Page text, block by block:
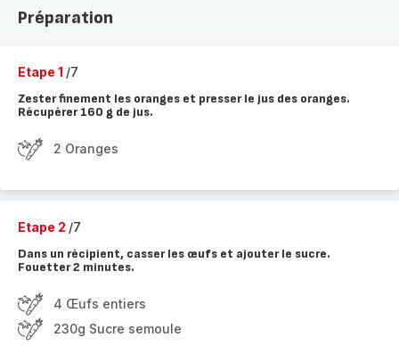
Préparation
Etape 1 /7
Zester finement les oranges et presser le jus des oranges.
Récupérer 160 g de jus.
2 Oranges
Etape 2 /7
Dans un récipient, casser les œufs et ajouter le sucre.
Fouetter 2 minutes.
4 Œufs entiers
230g Sucre semoule